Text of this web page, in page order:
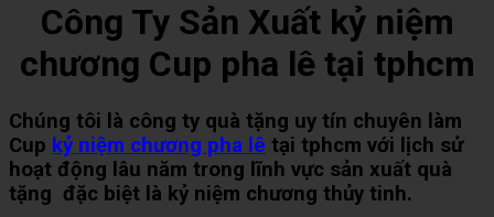
Công Ty Sản Xuất kỷ niệm
chương Cup pha lê tại tphcm
Chúng tôi là công ty quà tặng uy tín chuyên làm
Cup kỷ niệm chương pha lê tại tphcm với lịch sử
hoạt động lâu năm trong lĩnh vực sản xuất quà
tặng đặc biệt là kỷ niệm chương thủy tinh.